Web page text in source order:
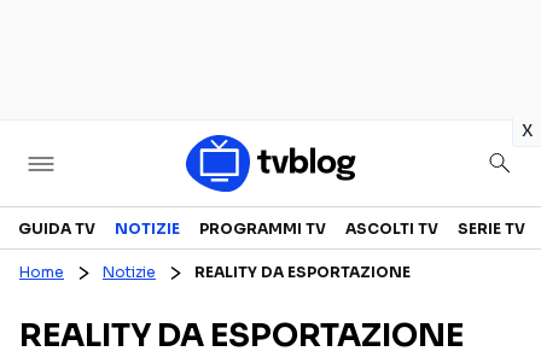
x
Televisione
CANALI TV
SERIE TV
GUIDA TV NOTIZIE PROGRAMMI TV ASCOLTI TV SERIE TV
Home Notizie REALITY DA ESPORTAZIONE
REALITY DA ESPORTAZIONE